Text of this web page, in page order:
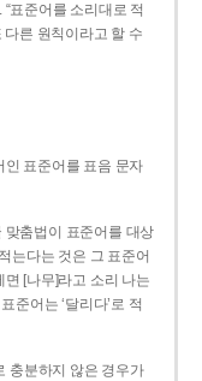
표준어를 소리대로 적
다른 원칙이라고 할 수
인 표준어를 표음 문자
맞춤법이 표준어를 대상
는다는 것은 그 표준어
[나무]라고 소리 나는
준어는 ‘달리다’로 적
충분하지 않은 경우가